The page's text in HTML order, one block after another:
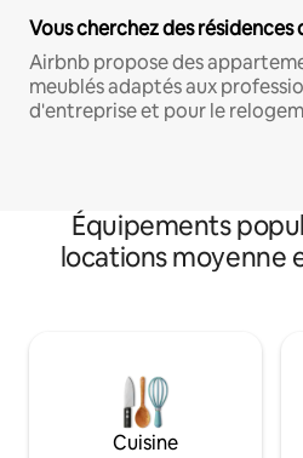
Vous cherchez des résidences
Airbnb propose des
meublés adaptés aux
d'entreprise et pour le
Équipements
locations moyenne
Cuisine